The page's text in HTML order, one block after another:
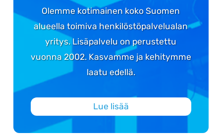
Olemme kotimainen koko Suomen
alueella toimiva henkilöstöpalvelualan
yritys. Lisäpalvelu on perustettu
vuonna 2002. Kasvamme ja kehitymme
laatu edellä.
Lue lisää